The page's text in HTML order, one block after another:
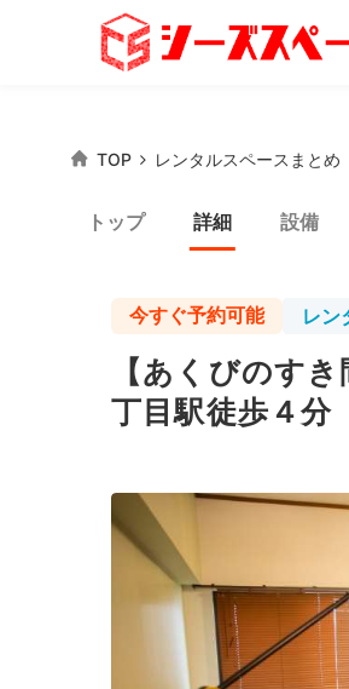
TOP レンタルスペースまとめ
トップ 詳細 設備
今すぐ予約可能 レン
【あくびのす
丁目駅徒歩４分